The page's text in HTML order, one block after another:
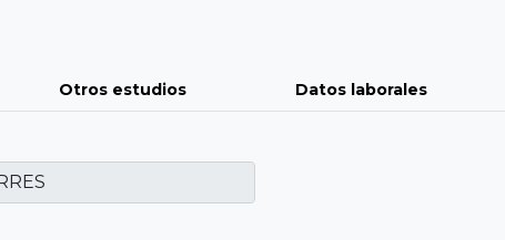
Otros estudios Datos laborales